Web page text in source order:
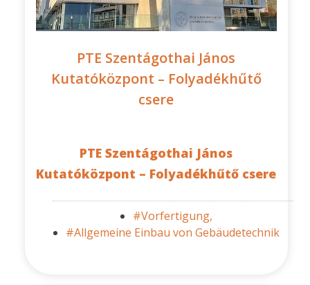
PTE Szentágothai János
Kutatóközpont – Folyadékhűtő
csere
PTE Szentágothai János
Kutatóközpont – Folyadékhűtő csere
#Vorfertigung,
#Allgemeine Einbau von Gebäudetechnik